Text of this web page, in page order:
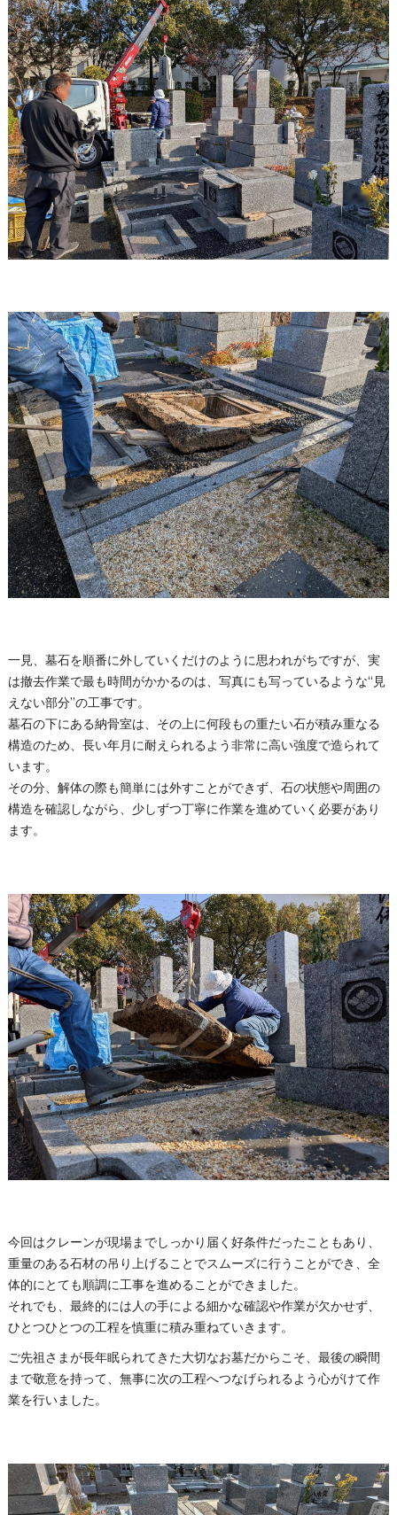
一見、墓石を順番に外していくだけのように思われがちですが、実
は撤去作業で最も時間がかかるのは、写真にも写っているような“見
えない部分”の工事です。
墓石の下にある納骨室は、その上に何段もの重たい石が積み重なる
構造のため、長い年月に耐えられるよう非常に高い強度で造られて
います。
その分、解体の際も簡単には外すことができず、石の状態や周囲の
構造を確認しながら、少しずつ丁寧に作業を進めていく必要があり
ます。
今回はクレーンが現場までしっかり届く好条件だったこともあり、
重量のある石材の吊り上げることでスムーズに行うことができ、全
体的にとても順調に工事を進めることができました。
それでも、最終的には人の手による細かな確認や作業が欠かせず、
ひとつひとつの工程を慎重に積み重ねていきます。
ご先祖さまが長年眠られてきた大切なお墓だからこそ、最後の瞬間
まで敬意を持って、無事に次の工程へつなげられるよう心がけて作
業を行いました。